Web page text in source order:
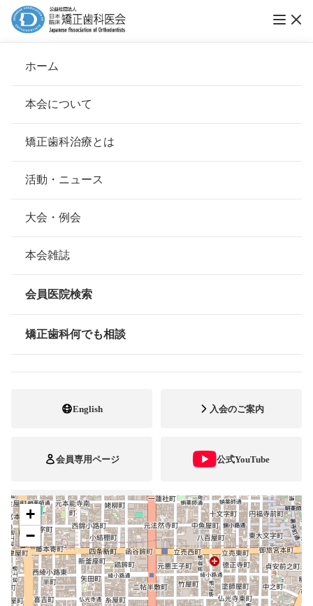
ホーム
本会について
会長挨拶
基本理念
組織について
本会の歴史
情報公開
矯正歯科治療とは
安心して治療を受けていただくための「6つの指針」
安心できる矯正歯科治療契約のための「7つの提言」
矯正歯科治療について
活動・ニュース
大会・例会
本会雑誌
会員医院検索
矯正歯科何でも相談
English 入会のご案内
会員専用ページ 公式YouTube
ブレスマ
ホーム 会員医院検索
医療法人 くす矯正歯科
所在地
京都府京都市下京区烏丸通松原上ル
FAX番号 075-352-8841
顎口腔機能診断施設
自立支援医療
+
−